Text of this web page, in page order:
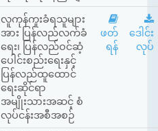
လူကုန်ကူးခံရသူများ
အား ပြန်လည်လက်ခံ
ရေး၊ ပြန်လည်ဝင်ဆံ့
ပေါင်းစည်းရေးနှင့်
ပြန်လည်ထူထောင်
ရေးဆိုင်ရာ
အမျိုးသားအဆင့် စံ
လုပ်ငန်းအစီအစဉ်
ဖတ်
ရန်
ဒေါင်း
လုပ်